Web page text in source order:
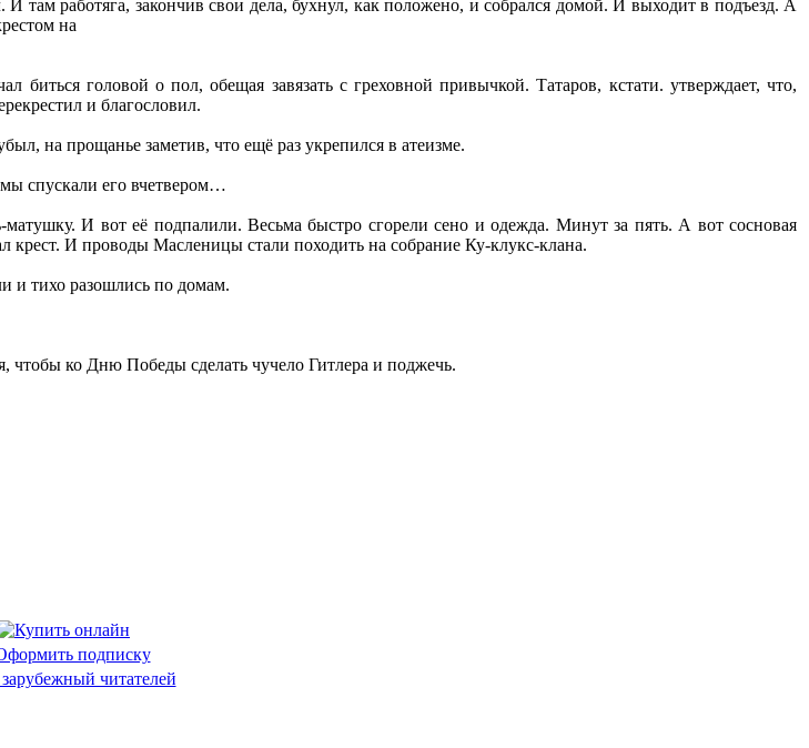
там работяга, закончив свои дела, бухнул, как положено, и собрался домой. И выходит в подъезд. А
на
биться головой о пол, обещая завязать с греховной привычкой. Татаров, кстати. утверждает, что,
и благословил.
на прощанье заметив, что ещё раз укрепился в атеизме.
спускали его вчетвером…
И вот её подпалили. Весьма быстро сгорели сено и одежда. Минут за пять. А вот сосновая
крест. И проводы Масленицы стали походить на собрание Ку-клукс-клана.
и тихо разошлись по домам.
чтобы ко Дню Победы сделать чучело Гитлера и поджечь.